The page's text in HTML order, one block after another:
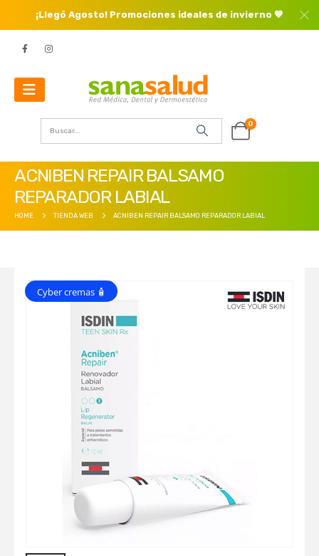
¡Llegó Agosto! Promociones ideales de invierno 💙
0
ACNIBEN REPAIR BALSAMO
REPARADOR LABIAL
HOME TIENDA WEB ACNIBEN REPAIR BALSAMO REPARADOR LABIAL
Cyber cremas 🧴